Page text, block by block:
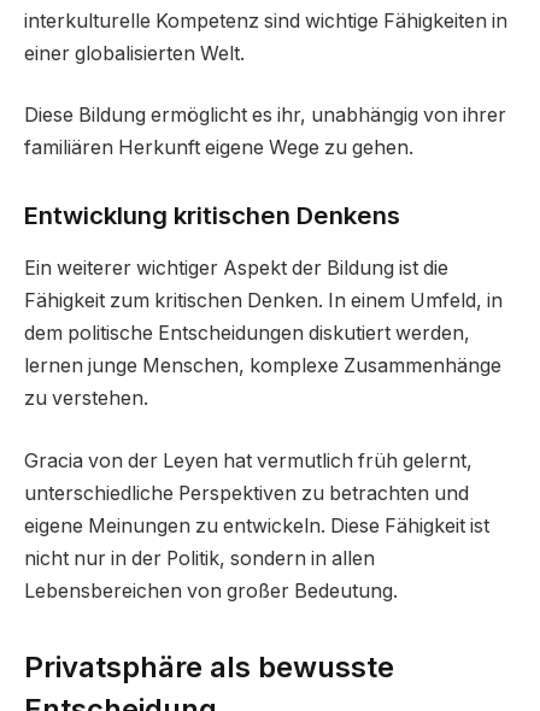
interkulturelle Kompetenz sind wichtige Fähigkeiten in
einer globalisierten Welt.
Diese Bildung ermöglicht es ihr, unabhängig von ihrer
familiären Herkunft eigene Wege zu gehen.
Entwicklung kritischen Denkens
Ein weiterer wichtiger Aspekt der Bildung ist die
Fähigkeit zum kritischen Denken. In einem Umfeld, in
dem politische Entscheidungen diskutiert werden,
lernen junge Menschen, komplexe Zusammenhänge
zu verstehen.
Gracia von der Leyen hat vermutlich früh gelernt,
unterschiedliche Perspektiven zu betrachten und
eigene Meinungen zu entwickeln. Diese Fähigkeit ist
nicht nur in der Politik, sondern in allen
Lebensbereichen von großer Bedeutung.
Privatsphäre als bewusste